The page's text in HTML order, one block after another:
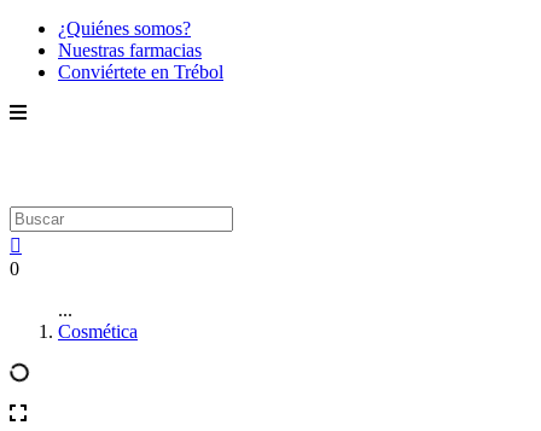
¿Quiénes somos?
Nuestras farmacias
Conviértete en Trébol
0
...
Cosmética